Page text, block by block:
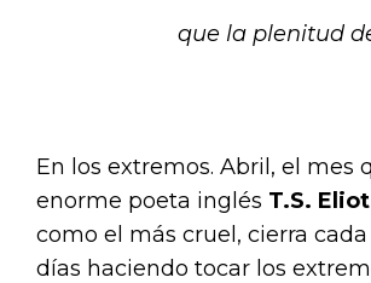
que la plenitud
En los extremos. Abril, el mes
enorme poeta inglés T.S. Eliot
como el más cruel, cierra cada
días haciendo tocar los